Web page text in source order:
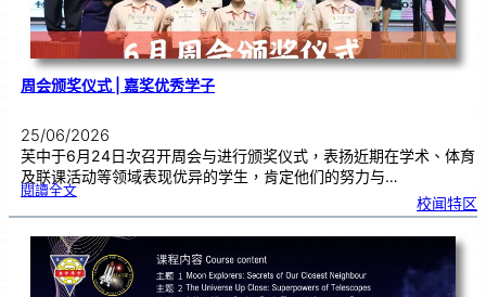
周会颁奖仪式 | 嘉奖优秀学子
25/06/2026
芙中于6月24日次召开周会与进行颁奖仪式，表扬近期在学术、体育
及联课活动等领域表现优异的学生，肯定他们的努力与…
閱讀全文:周
奖
式
|嘉
奖
优
秀
学
子
校闻特区